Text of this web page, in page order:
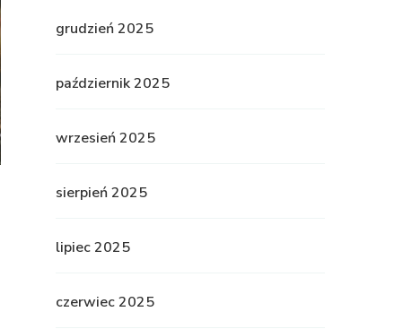
grudzień 2025
październik 2025
wrzesień 2025
sierpień 2025
lipiec 2025
czerwiec 2025